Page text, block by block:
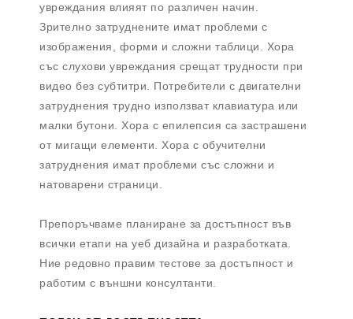
увреждания влияят по различен начин.
Зрително затруднените имат проблеми с
изображения, форми и сложни таблици. Хора
със слухови увреждания срещат трудности при
видео без субтитри. Потребители с двигателни
затруднения трудно използват клавиатура или
малки бутони. Хора с епилепсия са застрашени
от мигащи елементи. Хора с обучителни
затруднения имат проблеми със сложни и
натоварени страници.
Препоръчваме планиране за достъпност във
всички етапи на уеб дизайна и разработката.
Ние редовно правим тестове за достъпност и
работим с външни консултанти.